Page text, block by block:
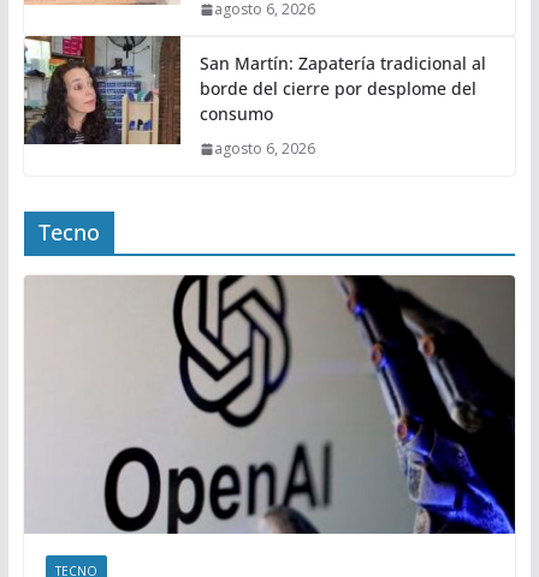
agosto 6, 2026
San Martín: Zapatería tradicional al
borde del cierre por desplome del
consumo
agosto 6, 2026
Tecno
TECNO